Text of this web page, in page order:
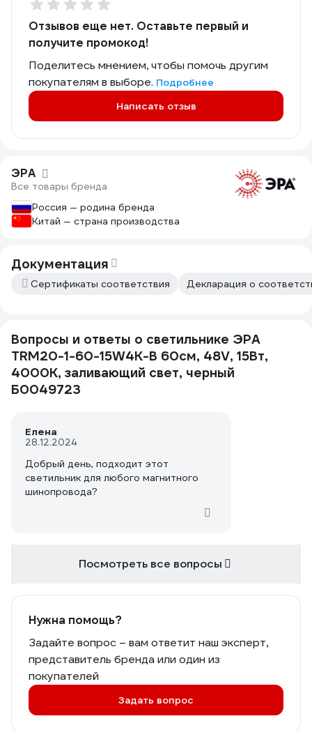
Отзывов еще нет. Оставьте первый и
получите промокод!
Поделитесь мнением, чтобы помочь другим
покупателям в выборе. Подробнее
Написать отзыв
ЭРА
Все товары бренда
Россия — родина бренда
Китай — страна производства
Документация
Сертификаты соответствия Декларация о
Вопросы и ответы о светильнике ЭРА
TRM20-1-60-15W4K-B 60см, 48V, 15Вт,
4000К, заливающий свет, черный
Б0049723
Елена
28.12.2024
Добрый день, подходит этот
светильник для любого магнитного
шинопровода?
Посмотреть все вопросы
Нужна помощь?
Задайте вопрос – вам ответит наш эксперт,
представитель бренда или один из
покупателей
Задать вопрос